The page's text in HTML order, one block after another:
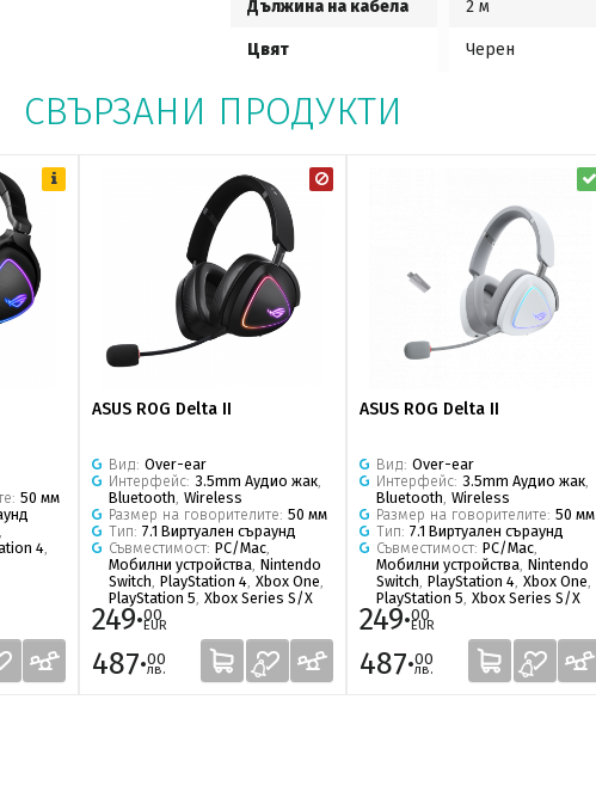
Дължина на кабела 2 м
Цвят Черен
СВЪРЗАНИ ПРОДУКТИ
50 мм
4
ASUS ROG Delta II
Вид: Over-ear
Интерфейс: 3.5mm Аудио жак
Bluetooth Wireless
Размер на говорителите: 50 мм
Тип: 7.1 Виртуален съраунд
Съвместимост: PC/Mac
Мобилни устройства Nintendo
Switch PlayStation 4 Xbox One
PlayStation 5 Xbox Series S/X
249·00
EUR
487·00
лв.
ASUS ROG Delta II
Вид: Over-ear
Интерфейс: 3.5mm Аудио жак
Bluetooth Wireless
Размер на говорителите: 50 мм
Тип: 7.1 Виртуален съраунд
Съвместимост: PC/Mac
Мобилни устройства Nintendo
Switch PlayStation 4 Xbox One
PlayStation 5 Xbox Series S/X
249·00
EUR
487·00
лв.